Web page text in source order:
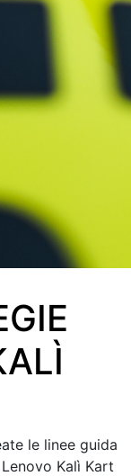
le linee guida
Kalì Kart